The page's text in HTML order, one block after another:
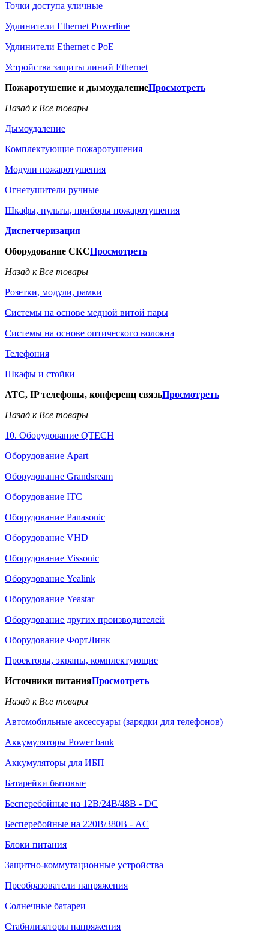
Точки доступа уличные
Удлинители Ethernet Powerline
Удлинители Ethernet с PoE
Устройства защиты линий Ethernet
Пожаротушение и дымоудалениеПросмотреть
Назад к Все товары
Дымоудаление
Комплектующие пожаротушения
Модули пожаротушения
Огнетушители ручные
Шкафы, пульты, приборы пожаротушения
Диспетчеризация
Оборудование СКСПросмотреть
Назад к Все товары
Розетки, модули, рамки
Системы на основе медной витой пары
Системы на основе оптического волокна
Телефония
Шкафы и стойки
АТС, IP телефоны, конференц связьПросмотреть
Назад к Все товары
10. Оборудование QTECH
Оборудование Apart
Оборудование Grandsream
Оборудование ITC
Оборудование Panasonic
Оборудование VHD
Оборудование Vissonic
Оборудование Yealink
Оборудование Yeastar
Оборудование других производителей
Оборудование ФортЛинк
Проекторы, экраны, комплектующие
Источники питанияПросмотреть
Назад к Все товары
Автомобильные аксессуары (зарядки для телефонов)
Аккумуляторы Power bank
Аккумуляторы для ИБП
Батарейки бытовые
Бесперебойные на 12В/24В/48В - DC
Бесперебойные на 220В/380В - AC
Блоки питания
Защитно-коммутационные устройства
Преобразователи напряжения
Солнечные батареи
Стабилизаторы напряжения